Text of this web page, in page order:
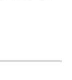
は「本ソ
で発効
るまで有